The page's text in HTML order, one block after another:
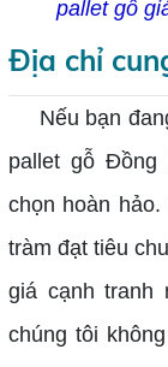
pallet gỗ
Địa chỉ
Nếu bạn
pallet gỗ Đồng
chọn hoàn
tràm đạt tiêu
giá cạnh tranh
chúng tôi